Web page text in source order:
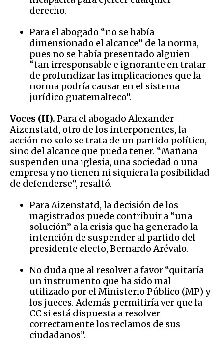
derecho.
Para el abogado “no se había
dimensionado el alcance” de la norma,
pues no se había presentado alguien
“tan irresponsable e ignorante en tratar
de profundizar las implicaciones que la
norma podría causar en el sistema
jurídico guatemalteco”.
Voces (II). Para el abogado Alexander
Aizenstatd, otro de los interponentes, la
acción no solo se trata de un partido político,
sino del alcance que pueda tener. “Mañana
suspenden una iglesia, una sociedad o una
empresa y no tienen ni siquiera la posibilidad
de defenderse”, resaltó.
Para Aizenstatd, la decisión de los
magistrados puede contribuir a “una
solución” a la crisis que ha generado la
intención de suspender al partido del
presidente electo, Bernardo Arévalo.
No duda que al resolver a favor “quitaría
un instrumento que ha sido mal
utilizado por el Ministerio Público (MP) y
los jueces. Además permitiría ver que la
CC si está dispuesta a resolver
correctamente los reclamos de sus
ciudadanos”.